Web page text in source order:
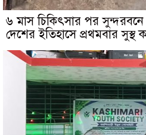
৬ মাস চিকিৎসার পর
দেশের ইতিহাসে প্রথমবার সুস্থ